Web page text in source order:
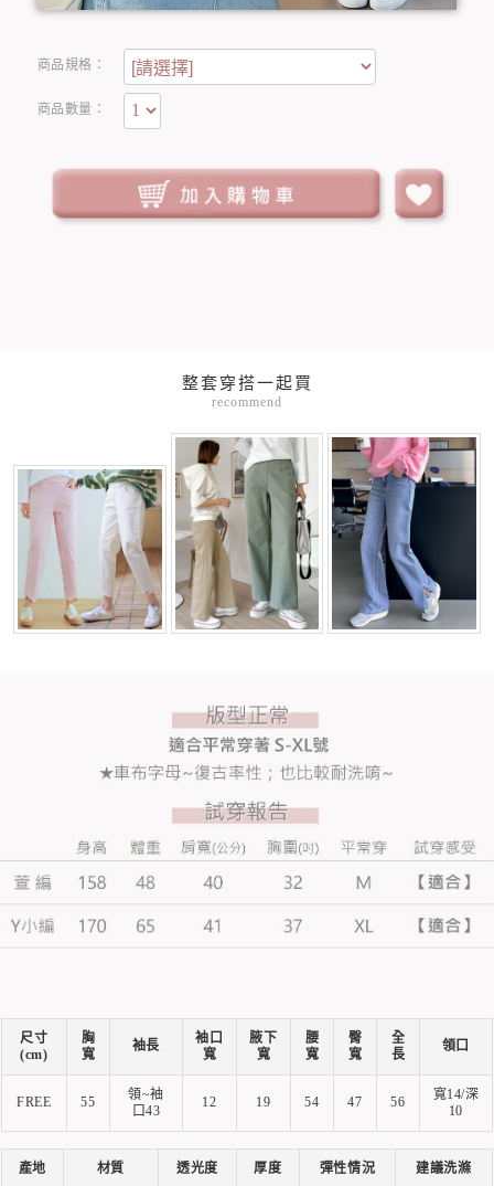
商品規格：
商品數量：
整套穿搭一起買
recommend
尺寸
(cm)
胸
寬
袖長
袖口
寬
腋下
寬
腰
寬
臀
寬
全
長
領口
FREE 55
領~袖
口43
12 19 54 47 56
寬14/深
10
產地 材質 透光度 厚度 彈性情況 建議洗滌